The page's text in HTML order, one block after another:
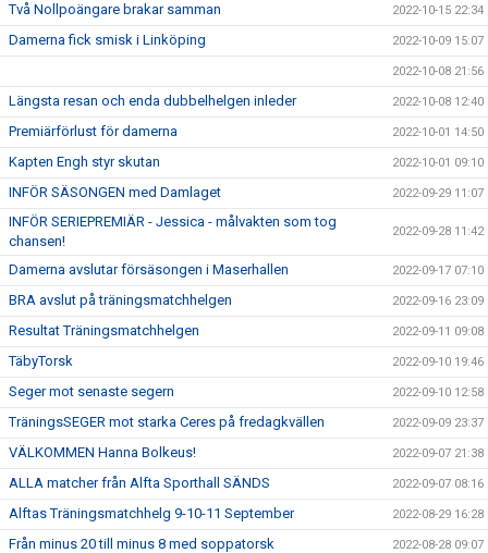
Två Nollpoängare brakar samman 2022-10-15 22:34
Damerna fick smisk i Linköping 2022-10-09 15:07
2022-10-08 21:56
Längsta resan och enda dubbelhelgen inleder 2022-10-08 12:40
Premiärförlust för damerna 2022-10-01 14:50
Kapten Engh styr skutan 2022-10-01 09:10
INFÖR SÄSONGEN med Damlaget 2022-09-29 11:07
INFÖR SERIEPREMIÄR - Jessica - målvakten som tog
chansen!
2022-09-28 11:42
Damerna avslutar försäsongen i Maserhallen 2022-09-17 07:10
BRA avslut på träningsmatchhelgen 2022-09-16 23:09
Resultat Träningsmatchhelgen 2022-09-11 09:08
TäbyTorsk 2022-09-10 19:46
Seger mot senaste segern 2022-09-10 12:58
TräningsSEGER mot starka Ceres på fredagkvällen 2022-09-09 23:37
VÄLKOMMEN Hanna Bolkeus! 2022-09-07 21:38
ALLA matcher från Alfta Sporthall SÄNDS 2022-09-07 08:16
Alftas Träningsmatchhelg 9-10-11 September 2022-08-29 16:28
Från minus 20 till minus 8 med soppatorsk 2022-08-28 09:07